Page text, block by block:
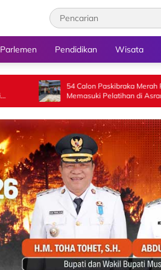
Parlemen Pendidikan Wisata
‎54 Calon Paskibraka Merah Putih Bukittinggi
Memasuki Pelatihan di Asrama Desa Bahagia